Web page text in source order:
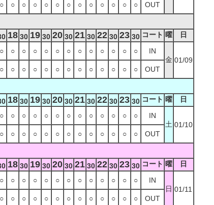
○ ○ ○ ○ ○ ○ ○ ○ ○ ○ ○ ○ ○ OUT
18 30 19 30 20 30 21 30 22 30 23 30 コート 曜 日
○ ○ ○ ○ ○ ○ ○ ○ ○ ○ ○ ○ ○
IN
金 01/09
○ ○ ○ ○ ○ ○ ○ ○ ○ ○ ○ ○ ○ OUT
18 30 19 30 20 30 21 30 22 30 23 30 コート 曜 日
○ ○ ○ ○ ○ ○ ○ ○ ○ ○ ○ ○ ○
IN
土 01/10
○ ○ ○ ○ ○ ○ ○ ○ ○ ○ ○ ○ ○ OUT
18 30 19 30 20 30 21 30 22 30 23 30 コート 曜 日
○ ○ ○ ○ ○ ○ ○ ○ ○ ○ ○ ○ ○
IN
日 01/11
○ ○ ○ ○ ○ ○ ○ ○ ○ ○ ○ ○ ○ OUT